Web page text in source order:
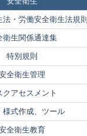
法・労働安全衛生法規則
衛生関係通達集
特別規則
全衛生管理
クアセスメント
様式作成、ツール
全衛生教育